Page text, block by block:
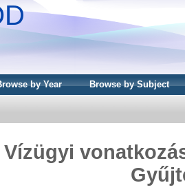
by Year Browse by Subject
Vízügyi